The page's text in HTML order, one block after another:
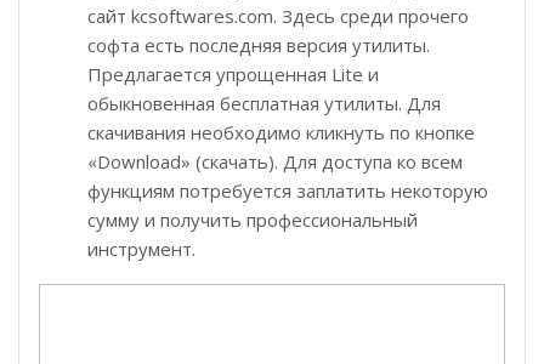
сайт kcsoftwares.com. Здесь среди прочего
софта есть последняя версия утилиты.
Предлагается упрощенная Lite и
обыкновенная бесплатная утилиты. Для
скачивания необходимо кликнуть по кнопке
«Download» (скачать). Для доступа ко всем
функциям потребуется заплатить некоторую
сумму и получить профессиональный
инструмент.